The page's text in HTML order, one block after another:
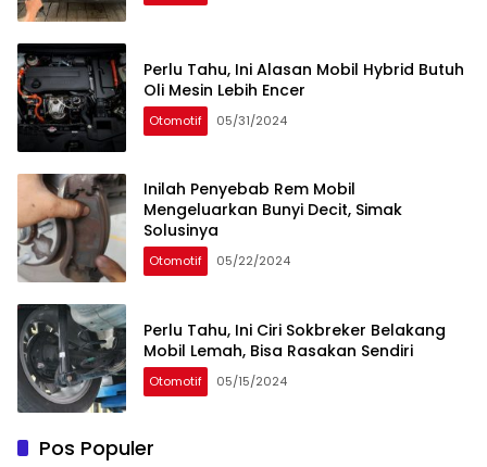
Perlu Tahu, Ini Alasan Mobil Hybrid Butuh
Oli Mesin Lebih Encer
Otomotif 05/31/2024
Inilah Penyebab Rem Mobil
Mengeluarkan Bunyi Decit, Simak
Solusinya
Otomotif 05/22/2024
Perlu Tahu, Ini Ciri Sokbreker Belakang
Mobil Lemah, Bisa Rasakan Sendiri
Otomotif 05/15/2024
Pos Populer